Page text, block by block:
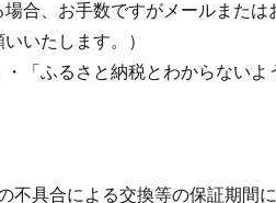
合、お手数ですがメールまたは
いたします。）
「ふるさと納税とわからないよ
不具合による交換等の保証期間